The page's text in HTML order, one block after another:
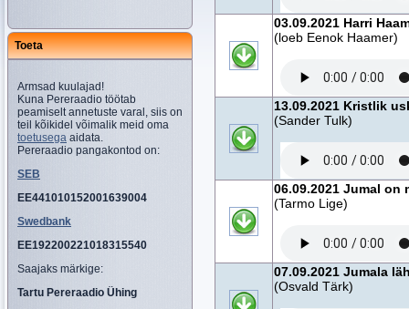
Toeta
Armsad kuulajad!
Kuna Pereraadio töötab
peamiselt annetuste varal, siis on
teil kõikidel võimalik meid oma
toetusega aidata.
Pereraadio pangakontod on:
SEB
EE441010152001639004
Swedbank
EE192200221018315540
Saajaks märkige:
Tartu Pereraadio Ühing
03.09.2021 Harri
(loeb Eenok Haamer)
13.09.2021 Kristlik
(Sander Tulk)
06.09.2021 Jumal on
(Tarmo Lige)
07.09.2021 Jumala
(Osvald Tärk)